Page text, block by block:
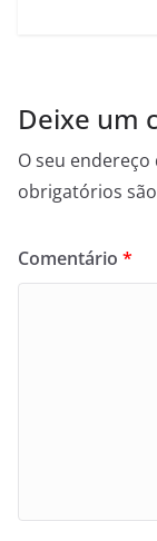
Deixe um
O seu
obrigatórios
Comentário *